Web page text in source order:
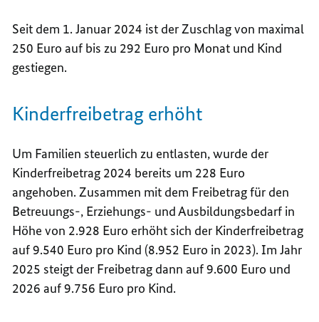
Seit dem 1. Januar 2024 ist der Zuschlag von maximal
250 Euro auf bis zu 292 Euro pro Monat und Kind
gestiegen.
Kinderfreibetrag erhöht
Um Familien steuerlich zu entlasten, wurde der
Kinderfreibetrag 2024 bereits um 228 Euro
angehoben. Zusammen mit dem Freibetrag für den
Betreuungs-, Erziehungs- und Ausbildungsbedarf in
Höhe von 2.928 Euro erhöht sich der Kinderfreibetrag
auf 9.540 Euro pro Kind (8.952 Euro in 2023). Im Jahr
2025 steigt der Freibetrag dann auf 9.600 Euro und
2026 auf 9.756 Euro pro Kind.